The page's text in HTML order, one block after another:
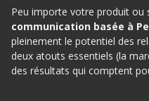
Peu importe votre produit ou
communication basée à
pleinement le potentiel des
deux atouts essentiels (la
des résultats qui comptent